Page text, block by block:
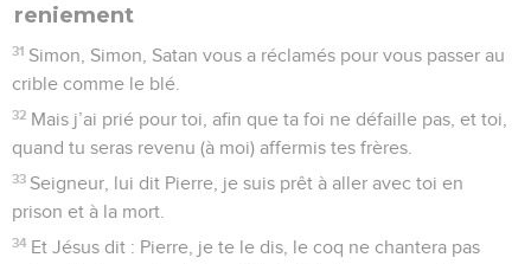
reniement
31 Simon, Simon, Satan vous a réclamés pour vous passer au
crible comme le blé.
32 Mais j’ai prié pour toi, afin que ta foi ne défaille pas, et toi,
quand tu seras revenu (à moi) affermis tes frères.
33 Seigneur, lui dit Pierre, je suis prêt à aller avec toi en
prison et à la mort.
34 Et Jésus dit : Pierre, je te le dis, le coq ne chantera pas